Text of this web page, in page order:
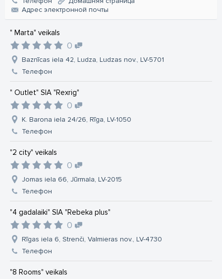
Aдрес электронной почты
" Marta" veikals
0
Baznīcas iela 42, Ludza, Ludzas nov., LV-5701
Телефон
" Outlet" SIA "Rexrig"
0
K. Barona iela 24/26, Rīga, LV-1050
Телефон
"2 city" veikals
0
Jomas iela 66, Jūrmala, LV-2015
Телефон
"4 gadalaiki" SIA "Rebeka plus"
0
Rīgas iela 6, Strenči, Valmieras nov., LV-4730
Телефон
"8 Rooms" veikals